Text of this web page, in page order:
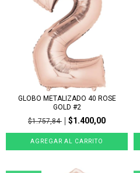
GLOBO METALIZADO 40 ROSE
GOLD #2
$1.757,84
$1.400,00